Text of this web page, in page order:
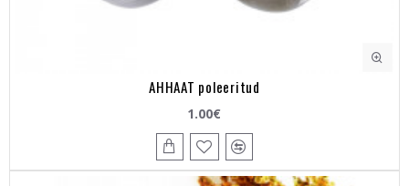
AHHAAT poleeritud
1.00€